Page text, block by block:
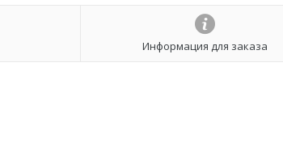
Информация для заказа